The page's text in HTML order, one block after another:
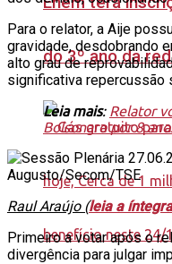
do 3º ano da
Para o relator, a Aije
gravidade, desdobrando
alto grau de
significativa repercussão
Leia mais: Relator
Bolsonaro por 8
Raul Araújo (leia a íntegra
Primeiro a votar após o
divergência para julgar